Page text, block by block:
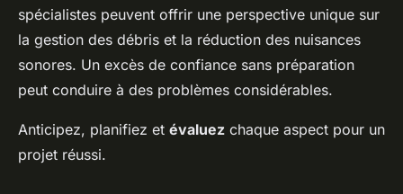
spécialistes peuvent offrir une perspective unique sur
la gestion des débris et la réduction des nuisances
sonores. Un excès de confiance sans préparation
peut conduire à des problèmes considérables.
Anticipez, planifiez et évaluez chaque aspect pour un
projet réussi.